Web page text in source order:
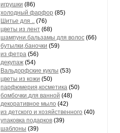
игрушки (86)
холодный фарфор (85)
Шитье для .. (76)
цветы из лент (68)
шампуни.бальзамы для волос (66)
бутылки,баночки (59)
из фетра (56)
декупаж (54)
Вальдорфские куклы (53)
цветы из кожи (50)
парфюмерия,косметика (50)
бомбочки.для ванной (48)
декоративное мыло (42)
из детского и хозяйственного (40)
упаковка подарков (39)
шаблоны (39)